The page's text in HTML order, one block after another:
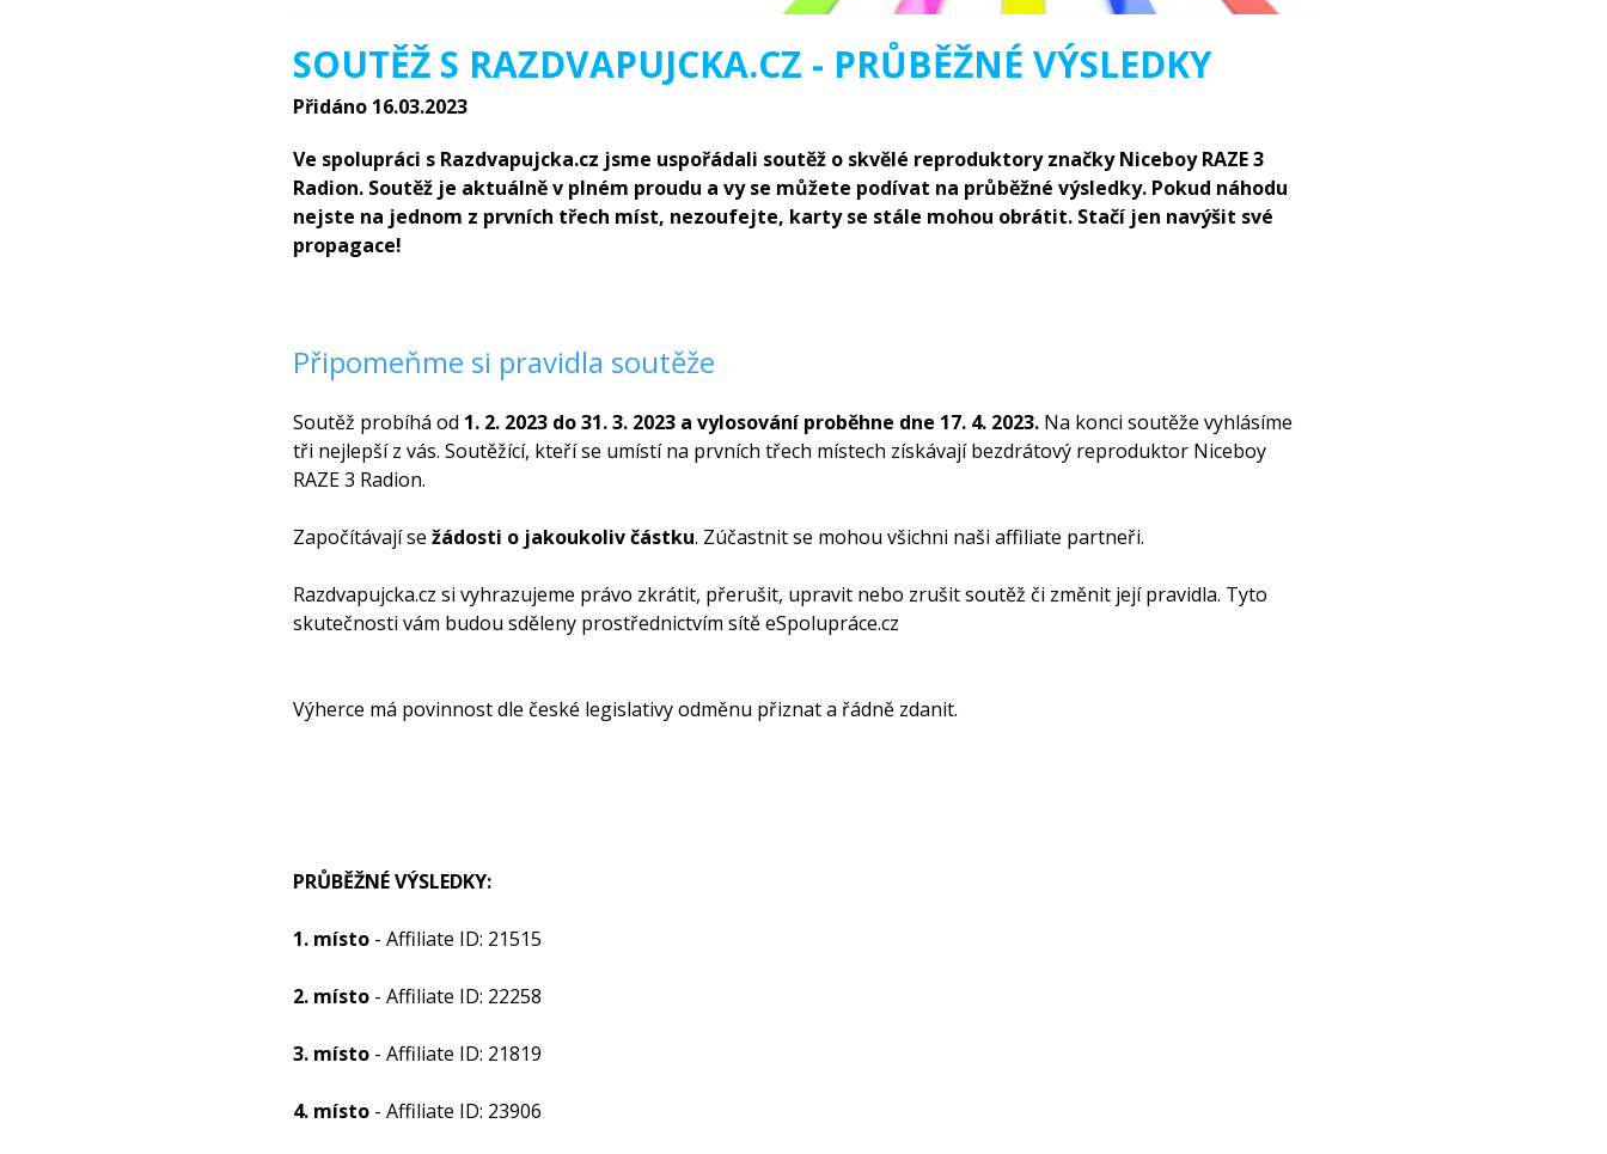
SOUTĚŽ S RAZDVAPUJCKA.CZ - PRŮBĚŽNÉ VÝSLEDKY
Přidáno 16.03.2023
Ve spolupráci s Razdvapujcka.cz jsme uspořádali soutěž o skvělé reproduktory značky Niceboy RAZE 3
Radion. Soutěž je aktuálně v plném proudu a vy se můžete podívat na průběžné výsledky. Pokud náhodu
nejste na jednom z prvních třech míst, nezoufejte, karty se stále mohou obrátit. Stačí jen navýšit své
propagace!
Připomeňme si pravidla soutěže
Soutěž probíhá od 1. 2. 2023 do 31. 3. 2023 a vylosování proběhne dne 17. 4. 2023.Na konci soutěže vyhlásíme
tři nejlepší z vás. Soutěžící, kteří se umístí na prvních třech místech získávají bezdrátový reproduktor Niceboy
RAZE 3 Radion.
Započítávají se žádosti o jakoukoliv částku. Zúčastnit se mohou všichni naši affiliate partneři.
Razdvapujcka.cz si vyhrazujeme právo zkrátit, přerušit, upravit nebo zrušit soutěž či změnit její pravidla. Tyto
skutečnosti vám budou sděleny prostřednictvím sítě eSpolupráce.cz
Výherce má povinnost dle české legislativy odměnu přiznat a řádně zdanit.
PRŮBĚŽNÉ VÝSLEDKY:
1. místo - Affiliate ID: 21515
2. místo - Affiliate ID: 22258
3. místo - Affiliate ID: 21819
4. místo- Affiliate ID: 23906